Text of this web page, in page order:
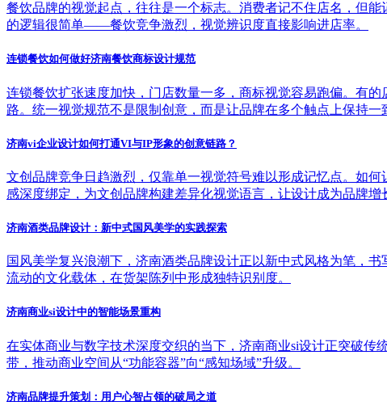
餐饮品牌的视觉起点，往往是一个标志。消费者记不住店名，但
的逻辑很简单——餐饮竞争激烈，视觉辨识度直接影响进店率。
连锁餐饮如何做好济南餐饮商标设计规范
连锁餐饮扩张速度加快，门店数量一多，商标视觉容易跑偏。有
路。统一视觉规范不是限制创意，而是让品牌在多个触点上保持一
济南vi企业设计如何打通VI与IP形象的创意链路？
文创品牌竞争日趋激烈，仅靠单一视觉符号难以形成记忆点。如
感深度绑定，为文创品牌构建差异化视觉语言，让设计成为品牌增
济南酒类品牌设计：新中式国风美学的实践探索
国风美学复兴浪潮下，济南酒类品牌设计正以新中式风格为笔，
流动的文化载体，在货架陈列中形成独特识别度。
济南商业si设计中的智能场景重构
在实体商业与数字技术深度交织的当下，济南商业si设计正突破
带，推动商业空间从“功能容器”向“感知场域”升级。
济南品牌提升策划：用户心智占领的破局之道